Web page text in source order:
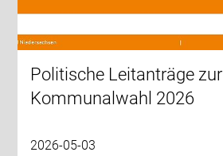
Politische Leitanträge zur
Kommunalwahl 2026
2026-05-03